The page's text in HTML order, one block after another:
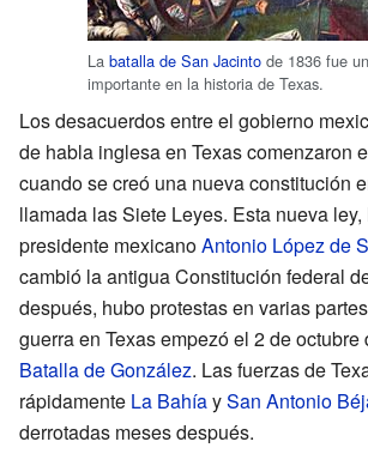
La batalla de San Jacinto de 1836 fue
importante en la historia de Texas.
Los desacuerdos entre el gobierno
de habla inglesa en Texas comenzaron
cuando se creó una nueva constitución
llamada las Siete Leyes. Esta nueva
presidente mexicanoAntonio López de
cambió la antigua Constitución federal
después, hubo protestas en varias
guerra en Texas empezó el 2 de octubre
Batalla de González. Las fuerzas de
rápidamente La BahíaySan Antonio
derrotadas meses después.